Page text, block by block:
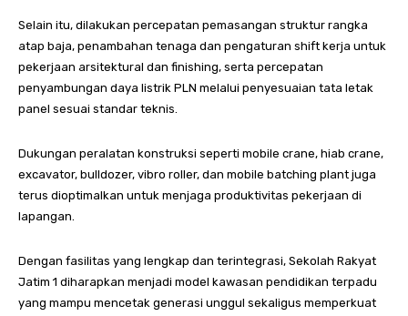
Selain itu, dilakukan percepatan pemasangan struktur rangka
atap baja, penambahan tenaga dan pengaturan shift kerja untuk
pekerjaan arsitektural dan finishing, serta percepatan
penyambungan daya listrik PLN melalui penyesuaian tata letak
panel sesuai standar teknis.
Dukungan peralatan konstruksi seperti mobile crane, hiab crane,
excavator, bulldozer, vibro roller, dan mobile batching plant juga
terus dioptimalkan untuk menjaga produktivitas pekerjaan di
lapangan.
Dengan fasilitas yang lengkap dan terintegrasi, Sekolah Rakyat
Jatim 1 diharapkan menjadi model kawasan pendidikan terpadu
yang mampu mencetak generasi unggul sekaligus memperkuat